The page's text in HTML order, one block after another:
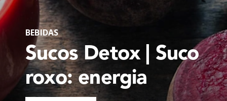
BEBIDAS
Sucos Detox | Suco
roxo: energia